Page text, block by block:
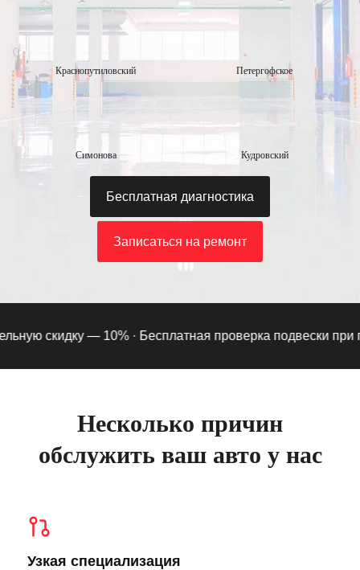
Краснопутиловский Петергофское
Симонова Кудровский
Бесплатная диагностика
Записаться на ремонт
скидку — 10% ·Бесплатная проверка подвески при
Несколько причин
обслужить ваш авто у нас
Узкая специализация